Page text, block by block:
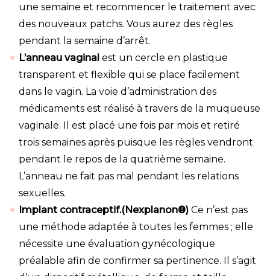
une semaine et recommencer le traitement avec
des nouveaux patchs. Vous aurez des règles
pendant la semaine d’arrêt.
L’anneau vaginal est un cercle en plastique
transparent et flexible qui se place facilement
dans le vagin. La voie d’administration des
médicaments est réalisé à travers de la muqueuse
vaginale. Il est placé une fois par mois et retiré
trois semaines après puisque les règles vendront
pendant le repos de la quatrième semaine.
L’anneau ne fait pas mal pendant les relations
sexuelles.
Implant contraceptif.(Nexplanon®) Ce n’est pas
une méthode adaptée à toutes les femmes ; elle
nécessite une évaluation gynécologique
préalable afin de confirmer sa pertinence. Il s’agit